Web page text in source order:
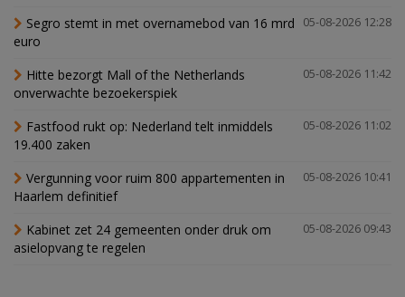
05-08-2026 12:28
Segro stemt in met overnamebod van 16 mrd
euro
05-08-2026 11:42
Hitte bezorgt Mall of the Netherlands
onverwachte bezoekerspiek
05-08-2026 11:02
Fastfood rukt op: Nederland telt inmiddels
19.400 zaken
05-08-2026 10:41
Vergunning voor ruim 800 appartementen in
Haarlem definitief
05-08-2026 09:43
Kabinet zet 24 gemeenten onder druk om
asielopvang te regelen